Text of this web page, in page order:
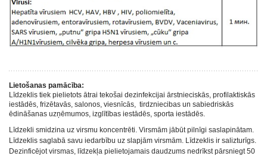
Lietošanas pamācība:
Līdzeklis tiek pielietots ātrai tekošai dezinfekcijai ārstnieciskās, profilaktiskās
iestādēs, frizētavās, salonos, viesnīcās, tirdzniecibas un sabiedriskās
ēdināšanas uzņēmumos, izglītības iestādēs, sporta iestādēs.
Līdzekli smidzina uz virsmu koncentrēti. Virsmām jābūt pilnīgi saslapinātam.
Līdzeklis saglabā savu iedarbību uz slapjām virsmām. Līdzeklis ir salizturīgs.
Dezinficējot virsmas, līdzekļa pielietojamais daudzums nedrīkst pārsniegt 50